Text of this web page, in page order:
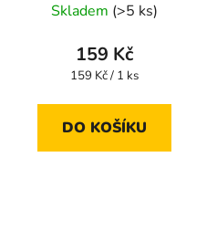
Skladem (>5 ks)
159 Kč
Měrná
159 Kč / 1 ks
DO KOŠÍKU